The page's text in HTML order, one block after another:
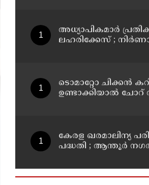
അധ്യാപികമാര്‍
ലഹരിക്കേസ് ;
ടൊമാറ്റോ ചിക്കൻ
ഉണ്ടാക്കിയാൽ ചോറ്
കേരള ഖരമാലിന്യ
പദ്ധതി ; ആന്തൂർ
പ്രതിനിധികൾ